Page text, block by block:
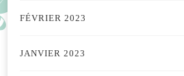
FÉVRIER 2023
JANVIER 2023